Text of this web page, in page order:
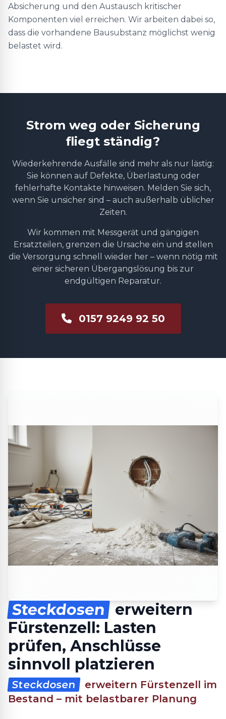
Absicherung und den Austausch kritischer
Komponenten viel erreichen. Wir arbeiten dabei so,
dass die vorhandene Bausubstanz möglichst wenig
belastet wird.
Strom weg oder Sicherung
fliegt ständig?
Wiederkehrende Ausfälle sind mehr als nur lästig:
Sie können auf Defekte, Überlastung oder
fehlerhafte Kontakte hinweisen. Melden Sie sich,
wenn Sie unsicher sind – auch außerhalb üblicher
Zeiten.
Wir kommen mit Messgerät und gängigen
Ersatzteilen, grenzen die Ursache ein und stellen
die Versorgung schnell wieder her – wenn nötig mit
einer sicheren Übergangslösung bis zur
endgültigen Reparatur.
0157 9249 92 50
Steckdosen
erweitern
Fürstenzell: Lasten
prüfen, Anschlüsse
sinnvoll platzieren
Steckdosen
erweitern Fürstenzell im
Bestand – mit belastbarer Planung